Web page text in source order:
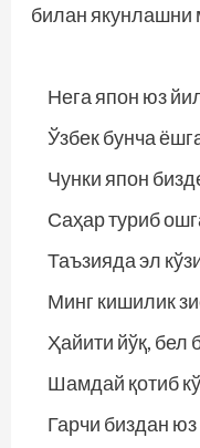
билан якунлашни
Нега япон юз
Ўзбек бунча
Чунки япон
Саҳар туриб
Таъзияда эл
Минг кишилик
Ҳайити йўқ, бел
Шамдай қотиб
Гарчи биздан